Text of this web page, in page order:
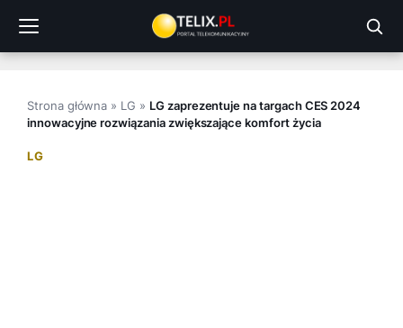
treści
Strona główna » LG » LG zaprezentuje na targach CES 2024
innowacyjne rozwiązania zwiększające komfort życia
LG